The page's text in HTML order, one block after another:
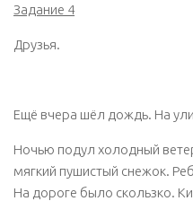
Задание 4
Друзья.
Ещё вчера шёл дождь. На
Ночью подул холодный
мягкий пушистый снежок.
На дороге было скользко.